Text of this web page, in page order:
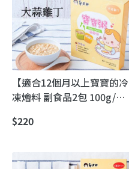
【適合12個月以上寶寶的冷
凍燴料 副食品2包 100g/
$220